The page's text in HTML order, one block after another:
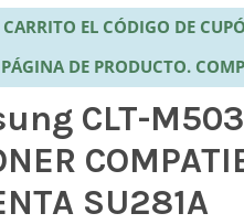
EL CÓDIGO DE
DE PRODUCTO.
CLT-
SU281A